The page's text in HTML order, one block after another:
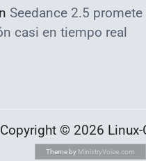
Seedance 2.5
casi en tiempo real
Copyright © 2026 Linux-
Theme by MinistryVoice.com